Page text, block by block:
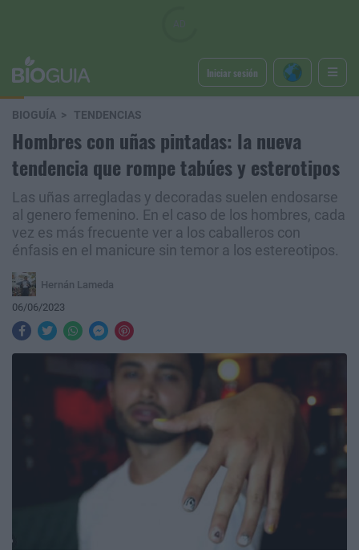
Iniciar sesión
BIOGUÍA TENDENCIAS
Hombres con uñas pintadas: la nueva
tendencia que rompe tabúes y esterotipos
Las uñas arregladas y decoradas suelen endosarse
al genero femenino. En el caso de los hombres, cada
vez es más frecuente ver a los caballeros con
énfasis en el manicure sin temor a los estereotipos.
Hernán Lameda
06/06/2023